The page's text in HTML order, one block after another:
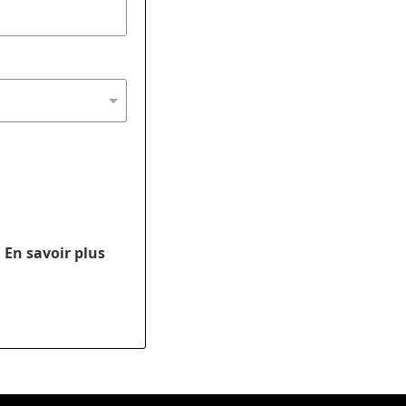
En savoir plus